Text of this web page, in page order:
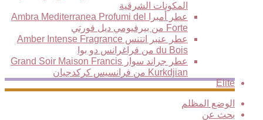
المكونات الشرقية
عطر أمبرا Ambra Mediterranea Profumi del
Forte من بيرفيومي ديل فورتي
عطر عنبر انتنس Amber Intense Fragrance
du Bois من فراغرانس دو بوا
عطر جراند سوار Grand Soir Maison Francis
Kurkdjian من فرانسيس كركدجيان
Elite
الوضع المظلم
بحث عن